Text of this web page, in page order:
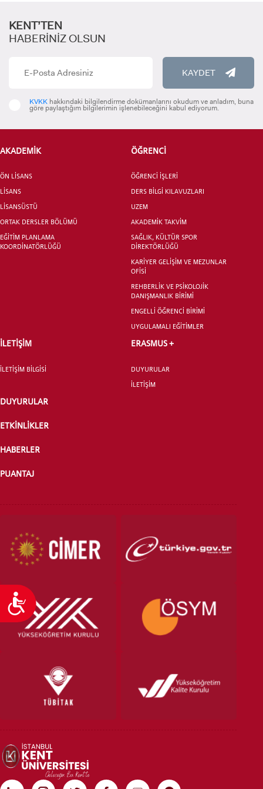
Ulaşılabilirlik
ADAY ÖĞRENCİ
INTERNATIONAL
LİSANSÜSTÜ EĞİTİM ENSTİTÜSÜ
ÖNLİSANS ve
KENT’TEN
HABERİNİZ OLSUN
KAYDET
KVKK hakkındaki bilgilendirme dokümanlarını okudum ve anladım, buna
göre paylaştığım bilgilerimin işlenebileceğini kabul ediyorum.
AKADEMİK
ÖN LİSANS
LİSANS
LİSANSÜSTÜ
ORTAK DERSLER BÖLÜMÜ
EĞİTİM PLANLAMA
KOORDİNATÖRLÜĞÜ
ÖĞRENCİ
ÖĞRENCİ İŞLERİ
DERS BİLGİ KILAVUZLARI
UZEM
AKADEMİK TAKVİM
SAĞLIK, KÜLTÜR SPOR
DİREKTÖRLÜĞÜ
KARİYER GELİŞİM VE MEZUNLAR
OFİSİ
REHBERLİK VE PSİKOLOJİK
DANIŞMANLIK BİRİMİ
ENGELLİ ÖĞRENCİ BİRİMİ
UYGULAMALI EĞİTİMLER
İLETİŞİM
İLETİŞİM BİLGİSİ
ERASMUS +
DUYURULAR
İLETİŞİM
DUYURULAR
ETKİNLİKLER
HABERLER
PUANTAJ